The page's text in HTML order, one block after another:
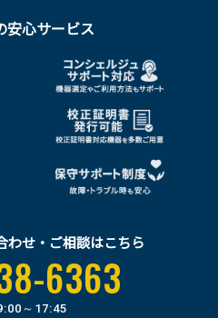
安心サービス
わせ・ご相談はこちら
6363
～17:45